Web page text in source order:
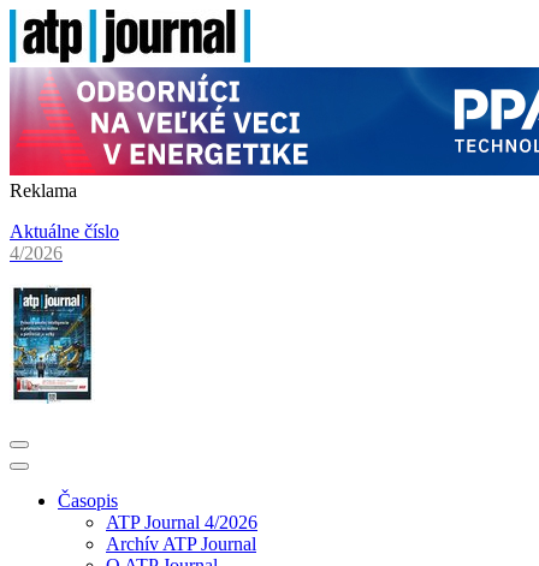
Reklama
Aktuálne číslo
4/2026
Časopis
ATP Journal 4/2026
Archív ATP Journal